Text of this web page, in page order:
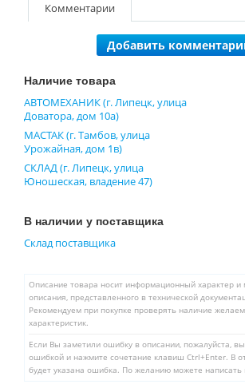
Комментарии
Добавить
Наличие товара
АВТОМЕХАНИК (г. Липецк, улица
Доватора, дом 10а)
МАСТАК (г. Тамбов, улица
Урожайная, дом 1в)
СКЛАД (г. Липецк, улица
Юношеская, владение 47)
В наличии у поставщика
Склад поставщика
Описание товара носит информационный характер и
описания, представленного в технической
Рекомендуем при покупке проверять наличие
характеристик.
Если Вы заметили ошибку в описании, пожалуйста,
ошибкой и нажмите сочетание клавиш Ctrl+Enter. В
будет указана ошибка. По желанию можете написать